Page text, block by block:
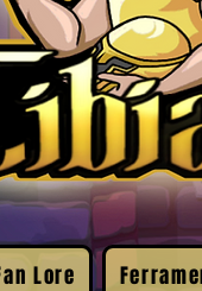
Lore